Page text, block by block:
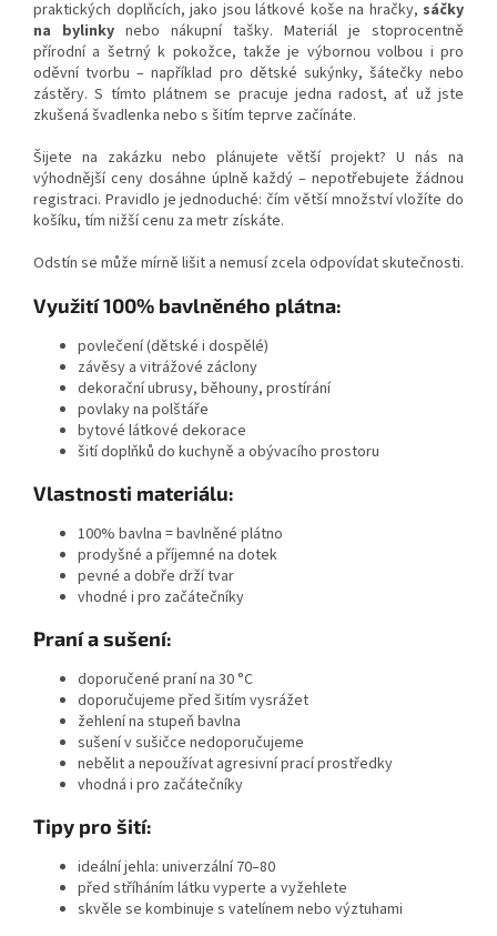
praktických doplňcích, jako jsou látkové koše na hračky, sáčky
na bylinky nebo nákupní tašky. Materiál je stoprocentně
přírodní a šetrný k pokožce, takže je výbornou volbou i pro
oděvní tvorbu – například pro dětské sukýnky, šátečky nebo
zástěry. S tímto plátnem se pracuje jedna radost, ať už jste
zkušená švadlenka nebo s šitím teprve začínáte.
Šijete na zakázku nebo plánujete větší projekt? U nás na
výhodnější ceny dosáhne úplně každý – nepotřebujete žádnou
registraci. Pravidlo je jednoduché: čím větší množství vložíte do
košíku, tím nižší cenu za metr získáte.
Odstín se může mírně lišit a nemusí zcela odpovídat skutečnosti.
Využití 100% bavlněného plátna:
povlečení (dětské i dospělé)
závěsy a vitrážové záclony
dekorační ubrusy, běhouny, prostírání
povlaky na polštáře
bytové látkové dekorace
šití doplňků do kuchyně a obývacího prostoru
Vlastnosti materiálu:
100% bavlna = bavlněné plátno
prodyšné a příjemné na dotek
pevné a dobře drží tvar
vhodné i pro začátečníky
Praní a sušení:
doporučené praní na 30 °C
doporučujeme před šitím vysrážet
žehlení na stupeň bavlna
sušení v sušičce nedoporučujeme
nebělit a nepoužívat agresivní prací prostředky
vhodná i pro začátečníky
Tipy pro šití:
ideální jehla: univerzální 70–80
před stříháním látku vyperte a vyžehlete
skvěle se kombinuje s vatelínem nebo výztuhami